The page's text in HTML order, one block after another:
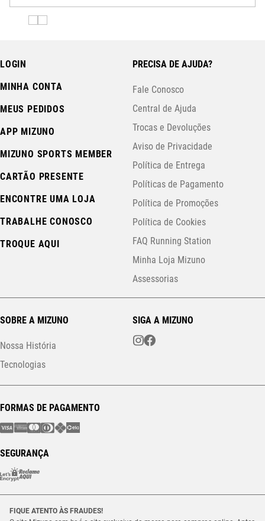
LOGIN
MINHA CONTA
MEUS PEDIDOS
APP MIZUNO
MIZUNO SPORTS MEMBER
CARTÃO PRESENTE
ENCONTRE UMA LOJA
TRABALHE CONOSCO
TROQUE AQUI
PRECISA DE AJUDA?
Fale Conosco
Central de Ajuda
Trocas e Devoluções
Aviso de Privacidade
Política de Entrega
Políticas de Pagamento
Política de Promoções
Política de Cookies
FAQ Running Station
Minha Loja Mizuno
Assessorias
SOBRE A MIZUNO
Nossa História
Tecnologias
SIGA A MIZUNO
FORMAS DE PAGAMENTO
SEGURANÇA
FIQUE ATENTO ÀS FRAUDES!